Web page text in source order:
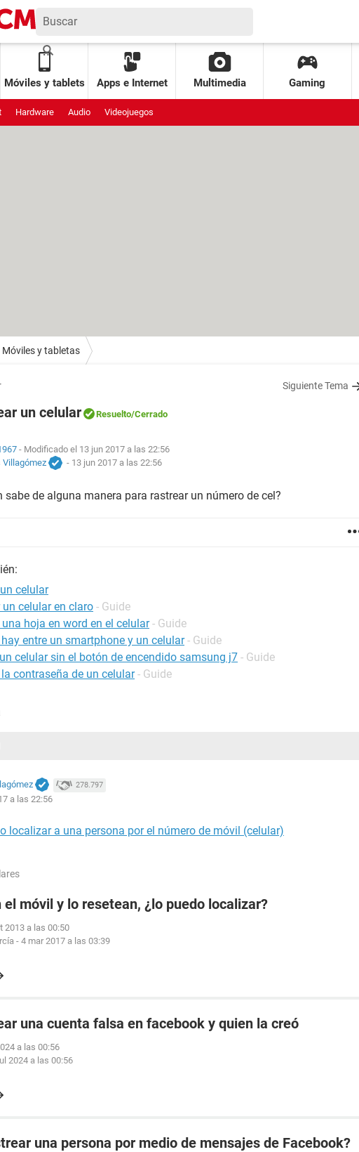
Móviles y tablets Apps e Internet Multimedia Gaming
Hardware Audio Videojuegos
Móviles y tabletas
Siguiente Tema
un celular Resuelto/Cerrado
- Modificado el 13 jun 2017 a las 22:56
Villagómez
- 13 jun 2017 a las 22:56
sabe de alguna manera para rastrear un número de cel?
celular
celular en claro - Guide
hoja en word en el celular - Guide
entre un smartphone y un celular - Guide
celular sin el botón de encendido samsung j7 - Guide
contraseña de un celular - Guide
278.797
a las 22:56
localizar a una persona por el número de móvil (celular)
el móvil y lo resetean, ¿lo puedo localizar?
2013 a las 00:50
- 4 mar 2017 a las 03:39
una cuenta falsa en facebook y quien la creó
a las 00:56
2024 a las 00:56
una persona por medio de mensajes de Facebook?